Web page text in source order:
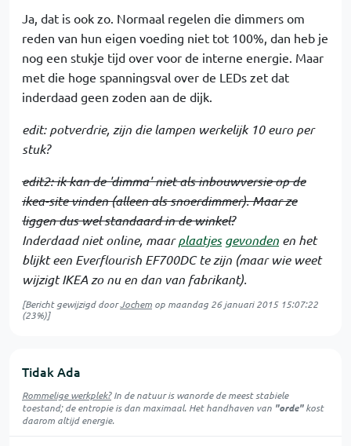
Ja, dat is ook zo. Normaal regelen die dimmers om
reden van hun eigen voeding niet tot 100%, dan heb je
nog een stukje tijd over voor de interne energie. Maar
met die hoge spanningsval over de LEDs zet dat
inderdaad geen zoden aan de dijk.
edit: potverdrie, zijn die lampen werkelijk 10 euro per
stuk?
edit2: ik kan de 'dimma' niet als inbouwversie op de
ikea-site vinden (alleen als snoerdimmer). Maar ze
liggen dus wel standaard in de winkel?
Inderdaad niet online, maarplaatjes gevonden en het
blijkt een Everflourish EF700DC te zijn (maar wie weet
wijzigt IKEA zo nu en dan van fabrikant).
[Bericht gewijzigd doorJochem op maandag 26 januari 2015 15:07:22
(23%)]
Tidak Ada
Rommelige werkplek?In de natuur iswanordede meest stabiele
toestand; de entropie is dan maximaal. Het handhaven van "orde"kost
daarom altijd energie.